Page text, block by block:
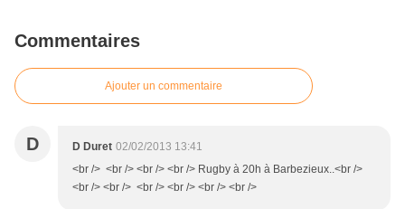
Commentaires
Ajouter un commentaire
D D Duret 02/02/2013 13:41
<br /> <br /> <br /> <br /> Rugby à 20h à Barbezieux..<br />
<br /> <br /> <br /> <br /> <br /> <br />